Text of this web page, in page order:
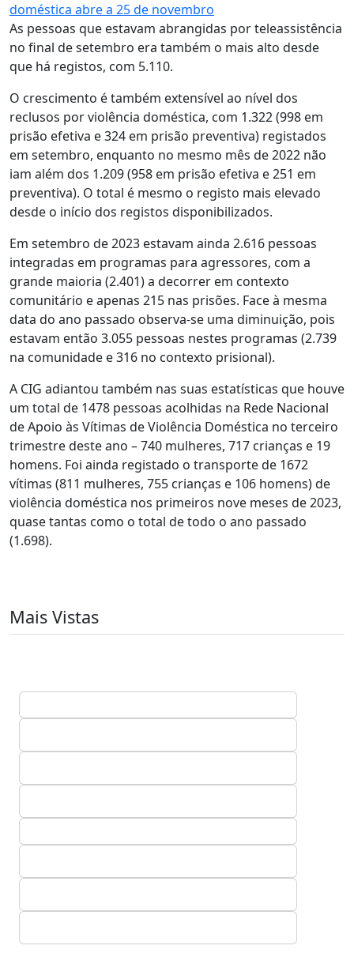
doméstica abre a 25 de novembro
As pessoas que estavam abrangidas por teleassistência
no final de setembro era também o mais alto desde
que há registos, com 5.110.
O crescimento é também extensível ao nível dos
reclusos por violência doméstica, com 1.322 (998 em
prisão efetiva e 324 em prisão preventiva) registados
em setembro, enquanto no mesmo mês de 2022 não
iam além dos 1.209 (958 em prisão efetiva e 251 em
preventiva). O total é mesmo o registo mais elevado
desde o início dos registos disponibilizados.
Em setembro de 2023 estavam ainda 2.616 pessoas
integradas em programas para agressores, com a
grande maioria (2.401) a decorrer em contexto
comunitário e apenas 215 nas prisões. Face à mesma
data do ano passado observa-se uma diminuição, pois
estavam então 3.055 pessoas nestes programas (2.739
na comunidade e 316 no contexto prisional).
A CIG adiantou também nas suas estatísticas que houve
um total de 1478 pessoas acolhidas na Rede Nacional
de Apoio às Vítimas de Violência Doméstica no terceiro
trimestre deste ano – 740 mulheres, 717 crianças e 19
homens. Foi ainda registado o transporte de 1672
vítimas (811 mulheres, 755 crianças e 106 homens) de
violência doméstica nos primeiros nove meses de 2023,
quase tantas como o total de todo o ano passado
(1.698).
Mais Vistas